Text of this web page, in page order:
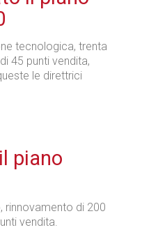
tecnologica, trenta
45 punti vendita,
le direttrici
piano
rinnovamento di 200
vendita.